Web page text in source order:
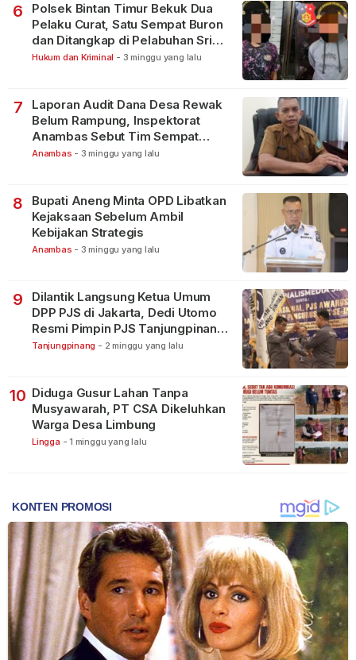
6
Polsek Bintan Timur Bekuk Dua
Pelaku Curat, Satu Sempat Buron
dan Ditangkap di Pelabuhan Sri
Bintan Pura
Hukum dan Kriminal - 3 minggu yang lalu
7
Laporan Audit Dana Desa Rewak
Belum Rampung, Inspektorat
Anambas Sebut Tim Sempat
Terbagi Tangani Kasus Lain
Anambas - 3 minggu yang lalu
8
Bupati Aneng Minta OPD Libatkan
Kejaksaan Sebelum Ambil
Kebijakan Strategis
Anambas - 3 minggu yang lalu
9
Dilantik Langsung Ketua Umum
DPP PJS di Jakarta, Dedi Utomo
Resmi Pimpin PJS Tanjungpinang-
Bintan
Tanjungpinang - 2 minggu yang lalu
10 Diduga Gusur Lahan Tanpa
Musyawarah, PT CSA Dikeluhkan
Warga Desa Limbung
Lingga - 1 minggu yang lalu